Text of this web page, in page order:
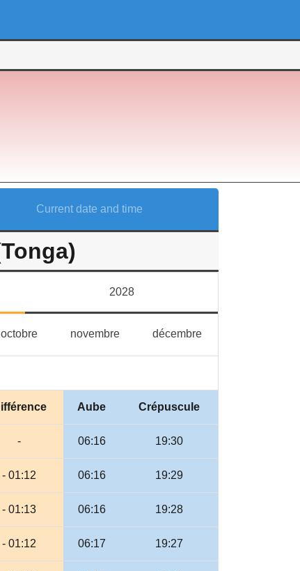
Current date and time
2028
octobreoctobrenovembrenovembredécembredécembre
Aube Crépuscule
- 06:16 19:30
- 01:12 06:16 19:29
- 01:13 06:16 19:28
- 01:12 06:17 19:27